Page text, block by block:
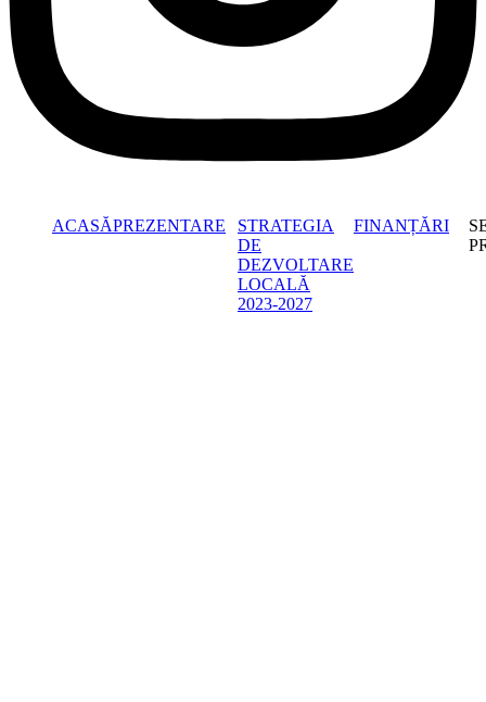
ACASĂPREZENTARE
STRATEGIA
DE
DEZVOLTARE
LOCALĂ
2023-2027
FINANȚĂRI